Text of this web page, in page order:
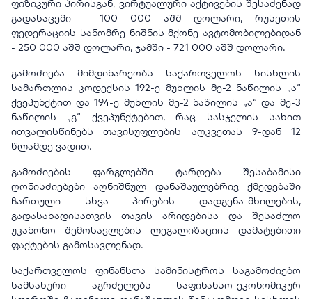
ფიზიკური პირისგან, ვირტუალური აქტივების შესაძენად
გადასაცემი - 100 000 აშშ დოლარი, რუსეთის
ფედერაციის სანომრე ნიშნის მქონე ავტომობილებიდან
- 250 000 აშშ დოლარი, ჯამში - 721 000 აშშ დოლარი.
გამოძიება მიმდინარეობს საქართველოს სისხლის
სამართლის კოდექსის 192-ე მუხლის მე-2 ნაწილის „ა“
ქვეპუნქტით და 194-ე მუხლის მე-2 ნაწილის „ა“ და მე-3
ნაწილის „გ“ ქვეპუნქტებით, რაც სასჯელის სახით
ითვალისწინებს თავისუფლების აღკვეთას 9-დან 12
წლამდე ვადით.
გამოძიების ფარგლებში ტარდება შესაბამისი
ღონისძიებები აღნიშნულ დანაშაულებრივ ქმედებაში
ჩართული სხვა პირების დადგენა-მხილების,
გადასახადისათვის თავის არიდებისა და შესაძლო
უკანონო შემოსავლების ლეგალიზაციის დამატებითი
ფაქტების გამოსავლენად.
საქართველოს ფინანსთა სამინისტროს საგამოძიებო
სამსახური აგრძელებს საფინანსო-ეკონომიკურ